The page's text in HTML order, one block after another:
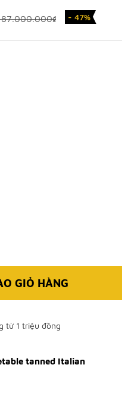
- 47%
GIỎ HÀNG
từ 1 triệu đồng
tanned Italian